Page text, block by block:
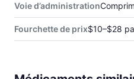
Voie d’administration
Fourchette de prix$10–$28